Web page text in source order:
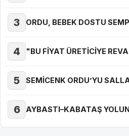
3 ORDU, BEBEK DOSTU
4 "BU FİYAT ÜRETİCİYE
5 SEMİCENK ORDU’YU
6 AYBASTI–KABATAŞ